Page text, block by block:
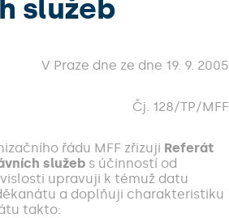
služeb
V Praze dne ze dne 19. 9. 2005
Čj. 128/TP/MFF
řádu MFF zřizuji Referát
služeb s účinností od
upravuji k témuž datu
a doplňuji charakteristiku
takto: